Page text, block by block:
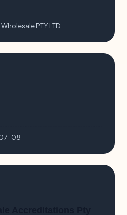
PTY LTD
08